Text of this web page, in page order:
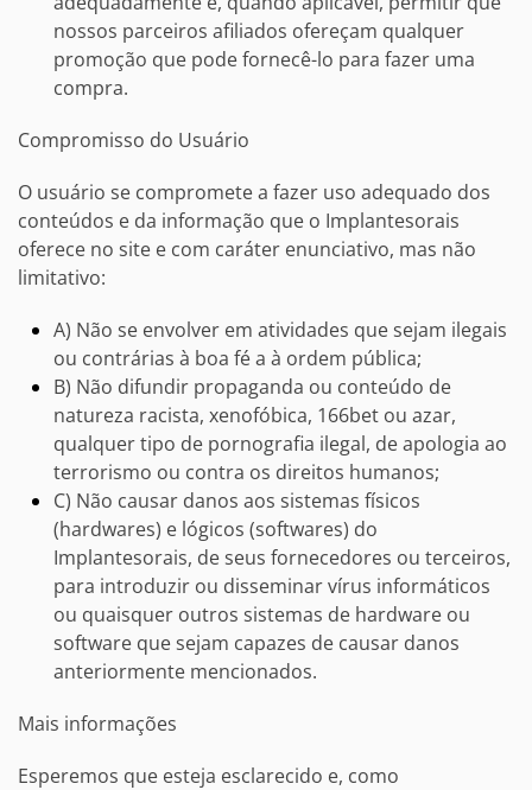
nossos parceiros afiliados ofereçam qualquer
promoção que pode fornecê-lo para fazer uma
compra.
Compromisso do Usuário
O usuário se compromete a fazer uso adequado dos
conteúdos e da informação que o Implantesorais
oferece no site e com caráter enunciativo, mas não
limitativo:
A) Não se envolver em atividades que sejam ilegais
ou contrárias à boa fé a à ordem pública;
B) Não difundir propaganda ou conteúdo de
natureza racista, xenofóbica, 166bet ou azar,
qualquer tipo de pornografia ilegal, de apologia ao
terrorismo ou contra os direitos humanos;
C) Não causar danos aos sistemas físicos
(hardwares) e lógicos (softwares) do
Implantesorais, de seus fornecedores ou terceiros,
para introduzir ou disseminar vírus informáticos
ou quaisquer outros sistemas de hardware ou
software que sejam capazes de causar danos
anteriormente mencionados.
Mais informações
Esperemos que esteja esclarecido e, como